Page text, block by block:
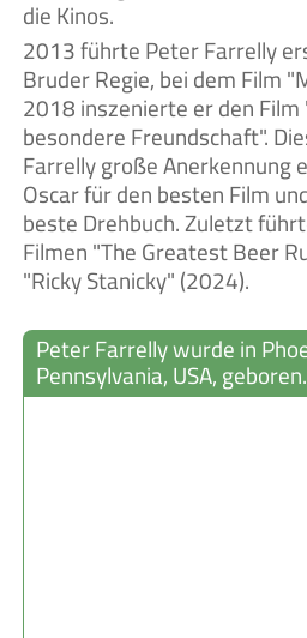
die Kinos.
2013 führte Peter Farrelly
Bruder Regie, bei dem Film
2018 inszenierte er den
besondere Freundschaft".
Farrelly große Anerkennung
Oscar für den besten Film
beste Drehbuch. Zuletzt
Filmen "The Greatest Beer
"Ricky Stanicky" (2024).
Peter Farrelly wurde in
Pennsylvania, USA, geboren.